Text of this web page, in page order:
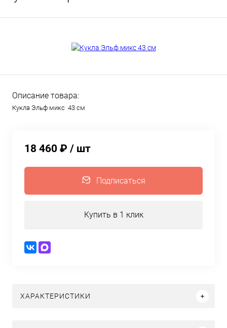
Описание товара:
Кукла Эльф микс 43 см
18 460 ₽ / шт
Подписаться
Купить в 1 клик
ХАРАКТЕРИСТИКИ